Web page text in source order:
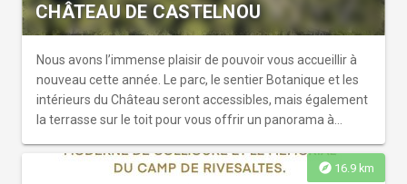
CHÂTEAU DE CASTELNOU
Nous avons l’immense plaisir de pouvoir vous accueillir à
nouveau cette année. Le parc, le sentier Botanique et les
intérieurs du Château seront accessibles, mais également
la terrasse sur le toit pour vous offrir un panorama à
explore 16.9 km